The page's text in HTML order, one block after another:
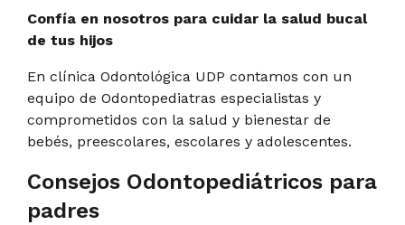
Confía en nosotros para cuidar la salud bucal
de tus hijos
En clínica Odontológica UDP contamos con un
equipo de Odontopediatras especialistas y
comprometidos con la salud y bienestar de
bebés, preescolares, escolares y adolescentes.
Consejos Odontopediátricos para
padres